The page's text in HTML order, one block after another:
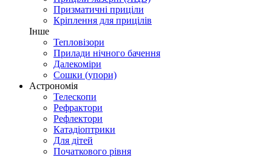
Призматичні приціли
Кріплення для прицілів
Інше
Тепловізори
Прилади нічного бачення
Далекоміри
Сошки (упори)
Астрономія
Телескопи
Рефрактори
Рефлектори
Катадіоптрики
Для дітей
Початкового рівня